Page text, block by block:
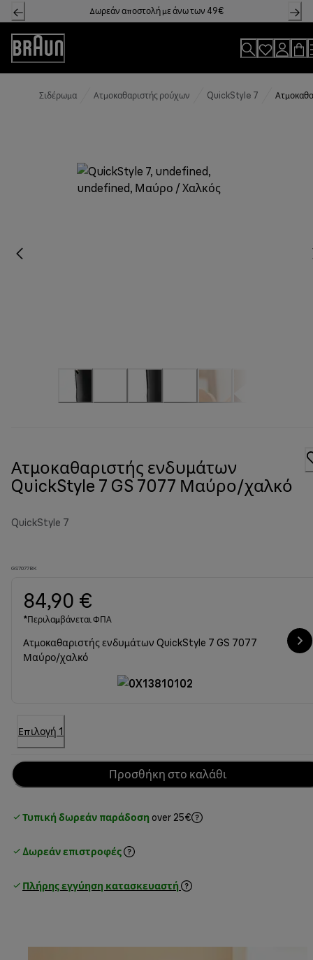
Skip
to
Content
Δωρεάν αποστολή με άνω των 49€
Accessibility
Statement
Σιδέρωμα Ατμοκαθαριστής ρούχων QuickStyle 7
Ατμοκαθαριστής ενδυμάτων
QuickStyle 7 GS 7077 Μαύρο/χαλκό
QuickStyle 7
GS7077BK
84,90 €
*Περιλαμβάνεται ΦΠΑ
Ατμοκαθαριστής ενδυμάτων QuickStyle 7 GS 7077
Μαύρο/χαλκό
Επιλογή 1
Προσθήκη στο καλάθι
Τυπική δωρεάν παράδοση over 25€
Δωρεάν επιστροφές
Πλήρης εγγύηση κατασκευαστή